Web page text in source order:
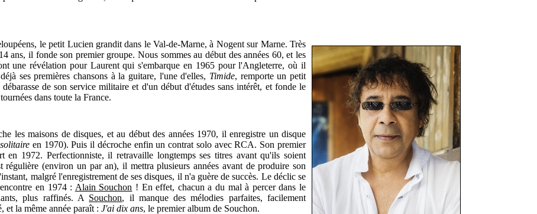
le petit Lucien grandit dans le Val-de-Marne, à Nogent sur Marne. Très
ans, il fonde son premier groupe. Nous sommes au début des années 60, et les
une révélation pour Laurent qui s'embarque en 1965 pour l'Angleterre, où il
ses premières chansons à la guitare, l'une d'elles, Timide, remporte un petit
de son service militaire et d'un début d'études sans intérêt, et fonde le
dans toute la France.
les maisons de disques, et au début des années 1970, il enregistre un disque
en 1970). Puis il décroche enfin un contrat solo avec RCA. Son premier
en 1972. Perfectionniste, il retravaille longtemps ses titres avant qu'ils soient
(environ un par an), il mettra plusieurs années avant de produire son
malgré l'enregistrement de ses disques, il n'a guère de succès. Le déclic se
en 1974 : Alain Souchon ! En effet, chacun a du mal à percer dans le
plus raffinés. A Souchon, il manque des mélodies parfaites, facilement
et la même année paraît : J'ai dix ans, le premier album de Souchon.